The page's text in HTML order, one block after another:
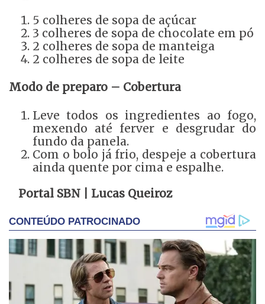
5 colheres de sopa de açúcar
3 colheres de sopa de chocolate em pó
2 colheres de sopa de manteiga
2 colheres de sopa de leite
Modo de preparo – Cobertura
Leve todos os ingredientes ao fogo,
mexendo até ferver e desgrudar do
fundo da panela.
Com o bolo já frio, despeje a cobertura
ainda quente por cima e espalhe.
Portal SBN | Lucas Queiroz